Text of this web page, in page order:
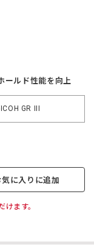
ールド性能を向上
GR III
気に入りに追加
ます。